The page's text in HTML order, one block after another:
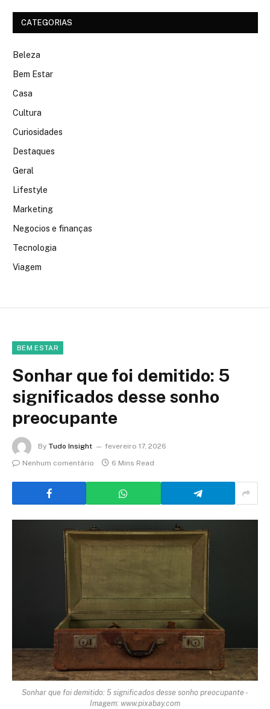
CATEGORIAS
Beleza
Bem Estar
Casa
Cultura
Curiosidades
Destaques
Geral
Lifestyle
Marketing
Negocios e finanças
Tecnologia
Viagem
BEM ESTAR
Sonhar que foi demitido: 5
significados desse sonho
preocupante
By Tudo Insight
fevereiro 17, 2026
Nenhum comentário
6 Mins Read
Sonhar que foi demitido: 5 significados desse sonho preocupante -
Imagem: www.pixabay.com